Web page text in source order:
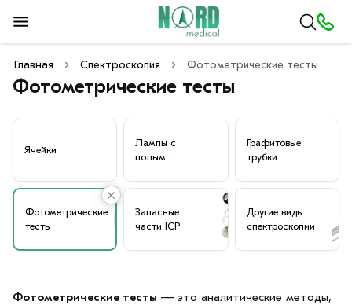
Главная Спектроскопия Фотометрические тесты
Фотометрические тесты
Ячейки
Лампы с
полым
Графитовые
трубки
Фотометрические
тесты
Запасные
части ICP
Другие виды
спектроскопии
Фотометрические тесты — это аналитические методы,